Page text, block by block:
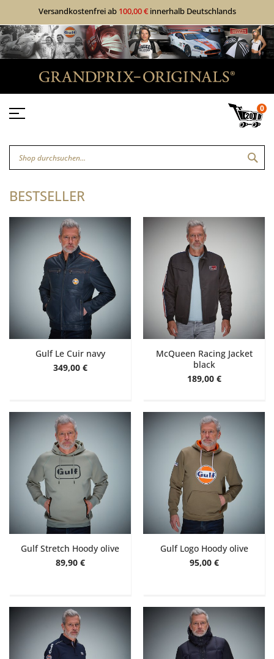
Versandkostenfrei ab 100,00 €innerhalb Deutschlands
0
BESTSELLER
Gulf Le Cuir navy
349,00 €
McQueen Racing Jacket
black
189,00 €
Gulf Stretch Hoody olive
89,90 €
Gulf Logo Hoody olive
95,00 €